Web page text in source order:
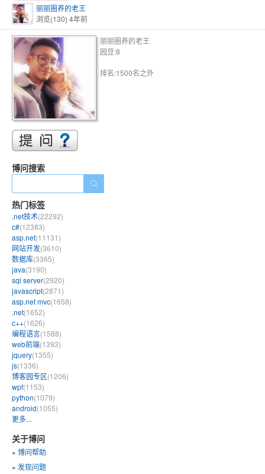
丽丽圈养的老王
浏览(130) 4年前
丽丽圈养的老王
园豆:8
排名:1500名之外
博问搜索
热门标签
.net技术(22292)
c#(12383)
asp.net(11131)
网站开发(3610)
数据库(3365)
java(3190)
sql server(2920)
javascript(2871)
asp.net mvc(1658)
.net(1652)
c++(1626)
编程语言(1588)
web前端(1393)
jquery(1355)
js(1336)
博客园专区(1206)
wpf(1153)
python(1079)
android(1055)
更多...
关于博问
» 博问帮助
» 发现问题